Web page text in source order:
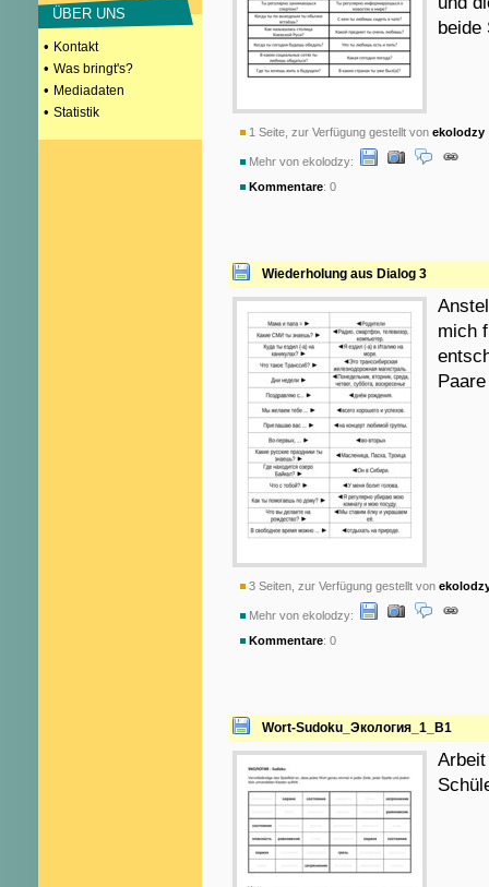
ÜBER UNS
• Kontakt
• Was bringt's?
• Mediadaten
• Statistik
beide
1 Seite, zur Verfügung gestellt von ekolodzy
Mehr von ekolodzy:
Kommentare: 0
Wiederholung aus Dialog 3
mich
3 Seiten, zur Verfügung gestellt von
Mehr von ekolodzy:
Kommentare: 0
Wort-Sudoku_Экология_1_B1